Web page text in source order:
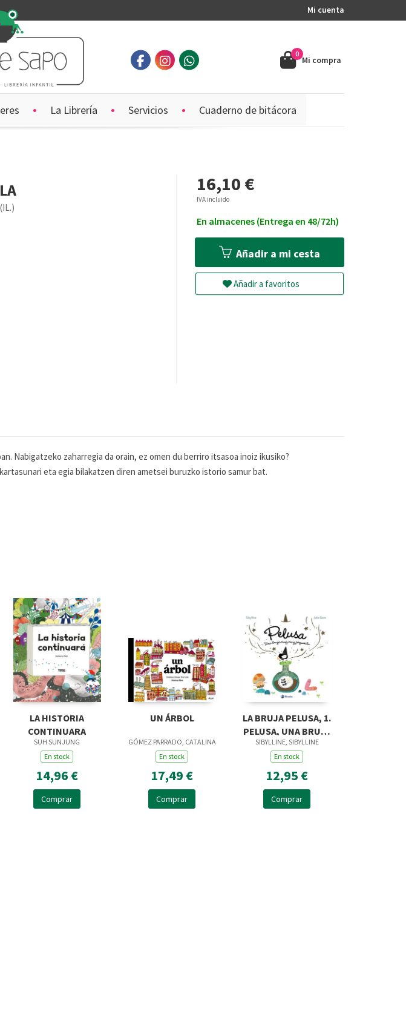
Mi cuenta
Mi compra
0
La Librería Servicios Cuaderno de bitácora
16,10 €
IVA incluido
En almacenes (Entrega en 48/72h)
Añadir a mi cesta
Añadir a favoritos
Nabigatzeko zaharregia da orain, ez omen du berriro itsasoa inoiz ikusiko?
eta egia bilakatzen diren ametsei buruzko istorio samur bat.
LA HISTORIA
CONTINUARA
SUH SUNJUNG
En stock
14,96 €
Comprar
UN ÁRBOL
GÓMEZ PARRADO, CATALINA
En stock
17,49 €
Comprar
LA BRUJA PELUSA, 1.
PELUSA, UNA BRUJA
MUY MUY PEQUEÑITA
SIBYLLINE, SIBYLLINE
En stock
12,95 €
Comprar